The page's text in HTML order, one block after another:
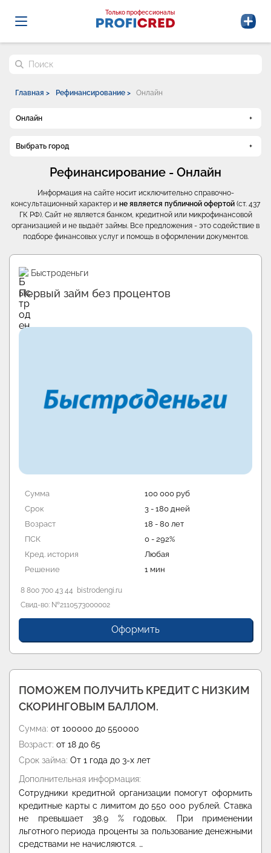
Probrokery - Только профессионалы
Только профессионалы
Поиск по сайту
Главная > Рефинансирование > Онлайн
Онлайн
Выбрать город
Рефинансирование - Онлайн
Информация на сайте носит исключительно справочно-
консультационный характер и не является публичной офертой (ст. 437
ГК РФ). Сайт не является банком, кредитной или микрофинансовой
организацией и не выдаёт займы. Все предложения - это содействие в
подборе финансовых услуг и помощь в оформлении документов.
Промо
Быстроденьги
Первый займ без процентов
Сумма
100 000 руб
Срок
3 - 180 дней
Возраст
18 - 80 лет
ПСК
0 - 292%
Кред. история
Любая
Решение
1 мин
8 800 700 43 44 bistrodengi.ru
Свид-во: №2110573000002
Оформить
ПОМОЖЕМ ПОЛУЧИТЬ КРЕДИТ С НИЗКИМ
СКОРИНГОВЫМ БАЛЛОМ.
Сумма: от 100000 до 550000
Возраст: от 18 до 65
Срок займа: От 1 года до 3-х лет
Дополнительная информация:
Сотрудники кредитной организации помогут оформить
кредитные карты с лимитом до 550 000 рублей. Ставка
не превышает 38.9 % годовых. При применении
льготного периода проценты за пользование денежными
средствами не начисляются. …